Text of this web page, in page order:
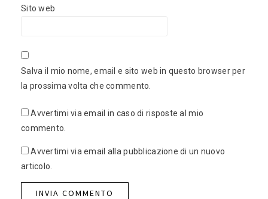
Sito web
Salva il mio nome, email e sito web in questo browser per
la prossima volta che commento.
Avvertimi via email in caso di risposte al mio
commento.
Avvertimi via email alla pubblicazione di un nuovo
articolo.